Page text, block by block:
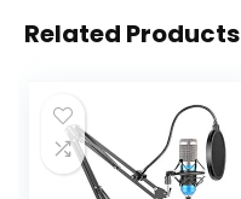
Related Products